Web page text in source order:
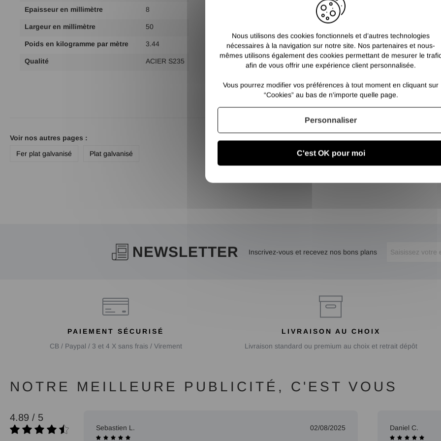
Epaisseur en millimètre 8
Largeur en millimètre 50
Poids en kilogramme par mètre 3.44
Qualité ACIER S235
Voir nos autres pages :
Fer plat galvanisé
Plat galvanisé
NEWSLETTER Inscrivez-vous et recevez nos bons plans
PAIEMENT SÉCURISÉ
CB / Paypal / 3 et 4 X sans frais / Virement
LIVRAISON AU CHOIX
Livraison standard ou premium au choix et retrait dépôt
NOTRE MEILLEURE PUBLICITÉ, C'EST VOUS
4.89 / 5
09/10/2025 Sebastien L. 02/08/2025 Daniel C.
Nous utilisons des cookies fonctionnels et d’autres technologies
nécessaires à la navigation sur notre site. Nos partenaires et nous-
mêmes utilisons également des cookies permettant de mesurer le
afin de vous offrir une expérience client personnalisée.
Vous pourrez modifier vos préférences à tout moment en cliquant sur
“Cookies” au bas de n'importe quelle page.
C'est OK pour moi
Personnaliser